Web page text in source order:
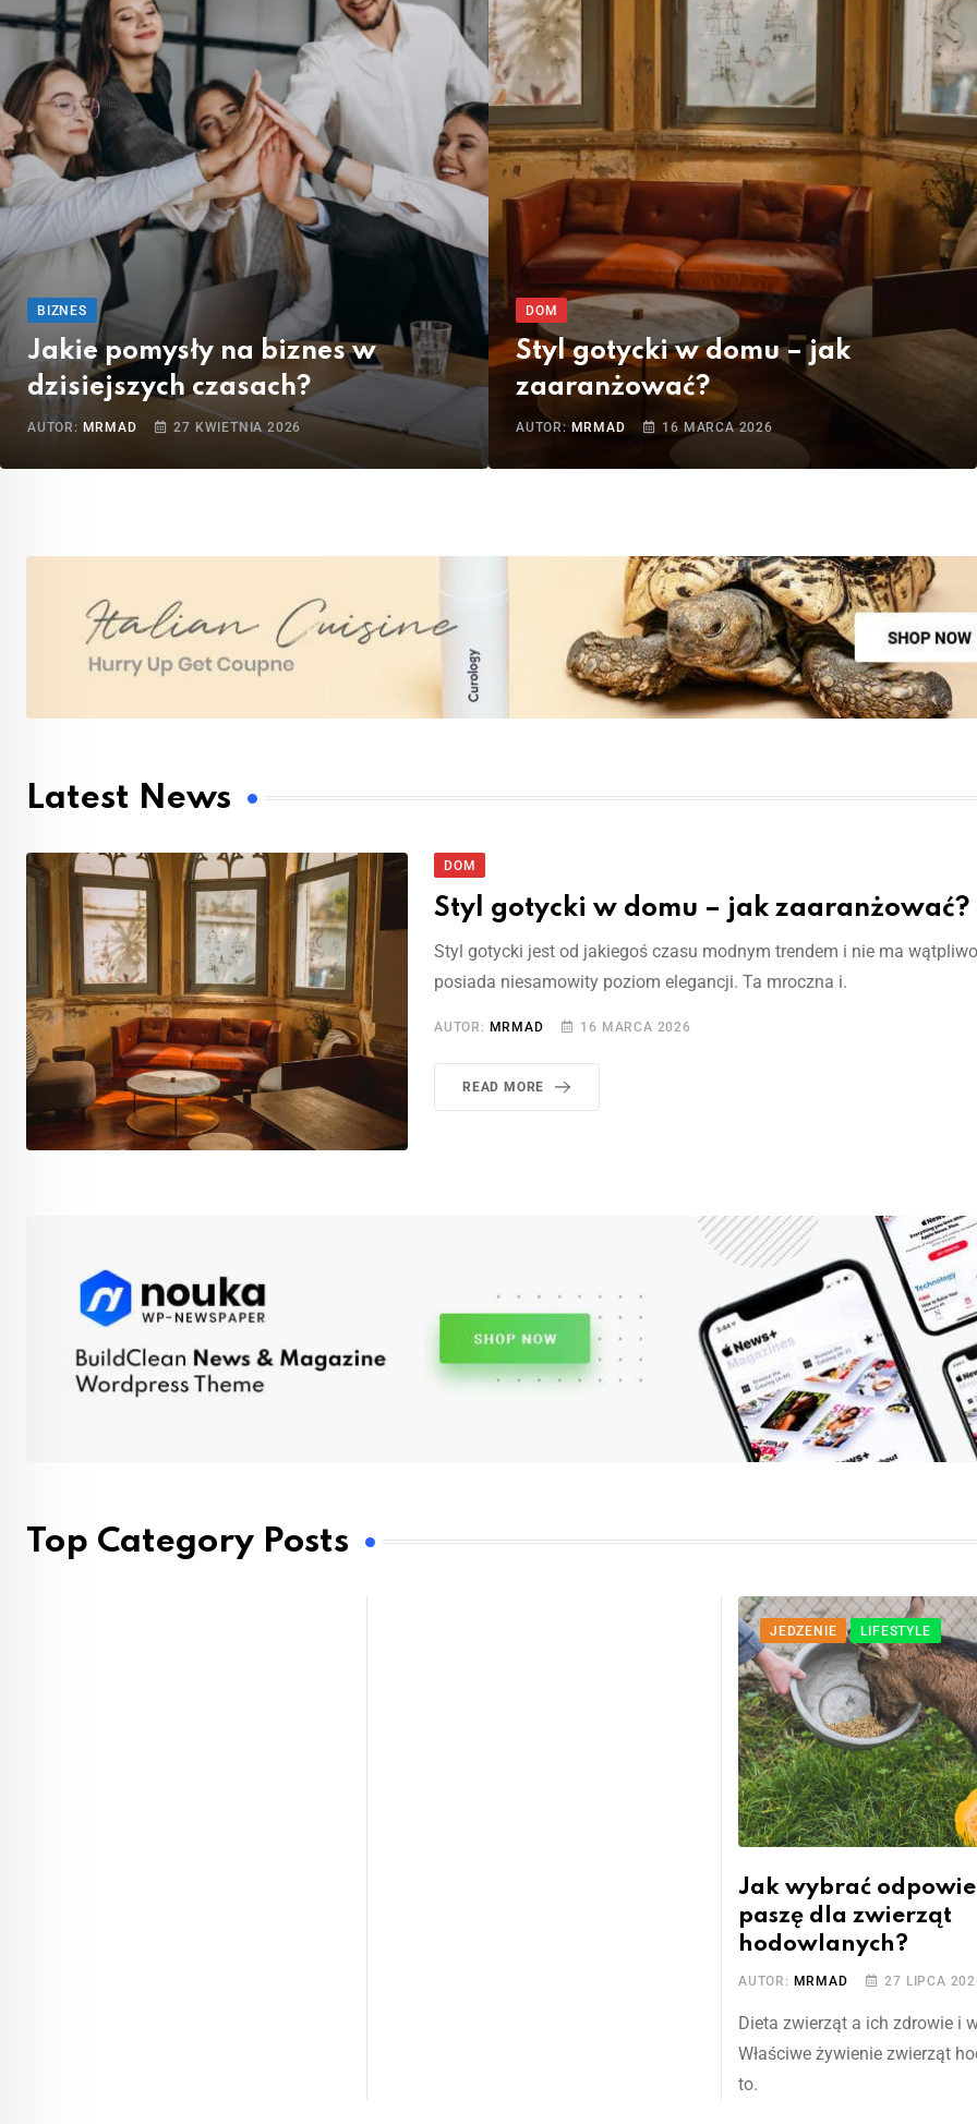
BIZNES
Jakie pomysły na biznes w
dzisiejszych czasach?
AUTOR: MRMAD 27 KWIETNIA 2026
DOM
Styl gotycki w domu – jak
zaaranżować?
AUTOR:MRMAD 16 MARCA 2026
Latest News
DOM
Styl gotycki w domu – jak zaaranżować?
Styl gotycki jest od jakiegoś czasu modnym trendem i nie ma
posiada niesamowity poziom elegancji. Ta mroczna i.
AUTOR: MRMAD 16 MARCA 2026
READ MORE
Top Category Posts
JEDZENIE LIFESTYLE
Jak wybrać
paszę dla zwierząt
hodowlanych?
AUTOR: MRMAD 27 LIPCA
Dieta zwierząt a ich zdrowie i
Właściwe żywienie zwierząt
to.